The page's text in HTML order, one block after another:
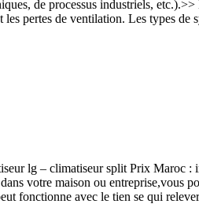
de processus industriels, etc.).>>
les pertes de ventilation. Les types de
lg – climatiseur split Prix Maroc :
votre maison ou entreprise,vous
fonctionne avec le tien se qui